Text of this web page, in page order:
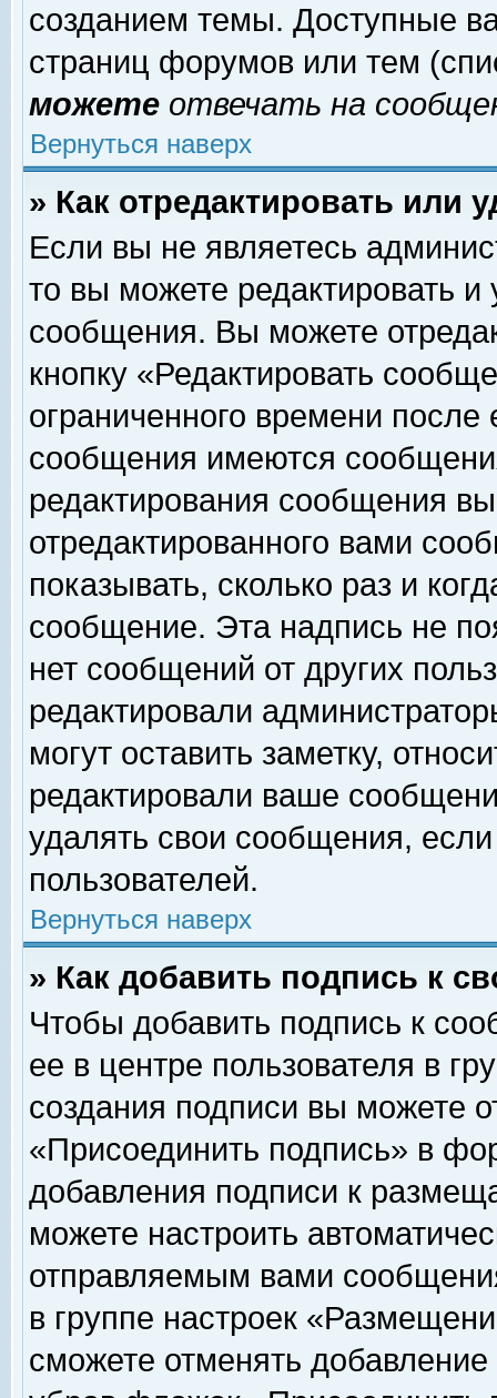
созданием темы. Доступные
страниц форумов или тем
можете отвечать на
Вернуться наверх
» Как отредактировать или
Если вы не являетесь
то вы можете редактировать и
сообщения. Вы можете
кнопку «Редактировать
ограниченного времени
сообщения имеются
редактирования сообщения
отредактированного вами
показывать, сколько раз и
сообщение. Эта надпись не
нет сообщений от других
редактировали
могут оставить заметку,
редактировали ваше
удалять свои сообщения,
пользователей.
Вернуться наверх
» Как добавить подпись к
Чтобы добавить подпись к
ее в центре пользователя в
создания подписи вы можете
«Присоединить подпись» в
добавления подписи к
можете настроить
отправляемым вами
в группе настроек
сможете отменять